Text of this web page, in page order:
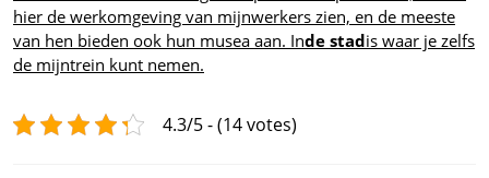
hier de werkomgeving van mijnwerkers zien, en de meeste
van hen bieden ook hun musea aan. Inde stadis waar je zelfs
de mijntrein kunt nemen.
4.3/5 - (14 votes)